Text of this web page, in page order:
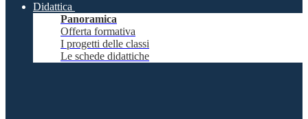
Didattica
Panoramica
Offerta formativa
I progetti delle classi
Le schede didattiche